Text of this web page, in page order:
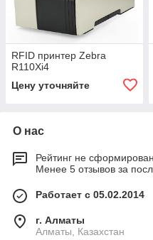
RFID принтер Zebra
R110Xi4
Цену уточняйте
О нас
Рейтинг не сформирован
Менее 5 отзывов за
Работает с 05.02.2014
г. Алматы
Алматы, Казахстан